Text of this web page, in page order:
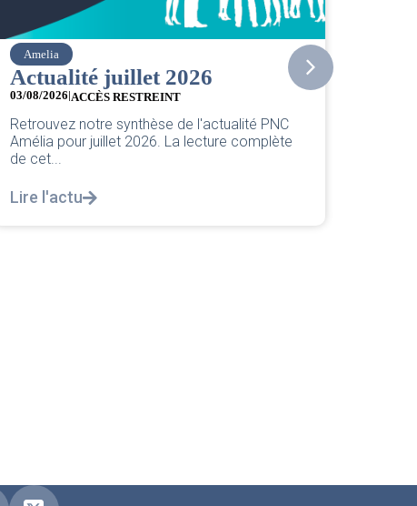
Amelia
Actualité juillet 2026
03/08/2026|ACCÈS RESTREINT
Retrouvez notre synthèse de l'actualité PNC
Amélia pour juillet 2026. La lecture complète
de cet...
Lire l'actu